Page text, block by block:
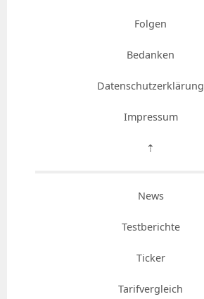
Folgen
Bedanken
Datenschutzerklärung
Impressum
⇡
News
Testberichte
Ticker
Tarifvergleich